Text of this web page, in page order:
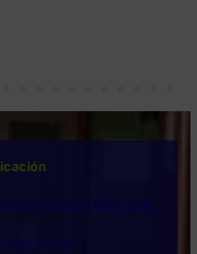
L’Alcúdia (Valencia)
299 67 42